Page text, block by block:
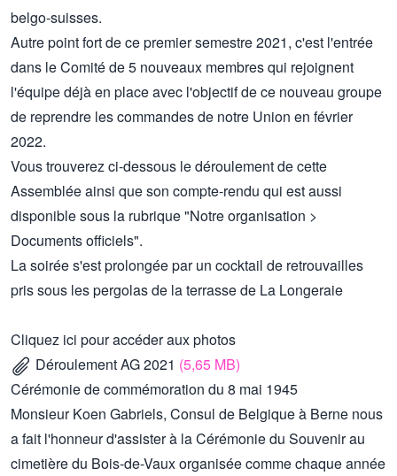
belgo-suisses.
Autre point fort de ce premier semestre 2021, c'est l'entrée
dans le Comité de 5 nouveaux membres qui rejoignent
l'équipe déjà en place avec l'objectif de ce nouveau groupe
de reprendre les commandes de notre Union en février
2022.
Vous trouverez ci-dessous ledéroulement de cette
Assemblée ainsi que son compte-rendu qui est aussi
disponible sous la rubrique "Notre organisation >
Documents officiels".
La soirée s'est prolongée par un cocktail de retrouvailles
pris sous les pergolas de la terrasse de La Longeraie
Cliquez ici pour accéder aux photos
Déroulement AG 2021 (5,65 MB)
Cérémonie de commémoration du 8 mai 1945
Monsieur Koen Gabriels, Consul de Belgique à Berne nous
a fait l'honneur d'assister à la Cérémonie du Souvenir au
cimetière du Bois-de-Vaux organisée comme chaque année